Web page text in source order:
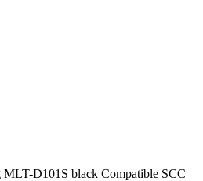
MLT-D101S black Compatible SCC